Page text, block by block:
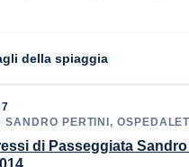
della spiaggia
SANDRO PERTINI,
di Passeggiata